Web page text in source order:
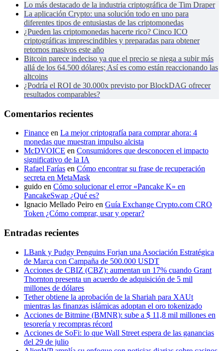
Lo más destacado de la industria criptográfica de Tim Draper
La aplicación Crypto: una solución todo en uno para
diferentes tipos de entusiastas de las criptomonedas
¿Pueden las criptomonedas hacerte rico? Cinco ICO
criptográficas imprescindibles y preparadas para obtener
retornos masivos este año
Bitcoin parece indeciso ya que el precio se niega a subir más
allá de los 64.500 dólares; Así es como están reaccionando las
altcoins
¿Podría el ROI de 30.000x previsto por BlockDAG ofrecer
resultados comparables?
Comentarios recientes
Finance en La mejor criptografía para comprar ahora: 4
monedas que muestran impulso alcista
McDVOICE en Consumidores que desconocen el impacto
significativo de la IA
Rafael Farías en Cómo encontrar su frase de recuperación
secreta en MetaMask
guido en Cómo solucionar el error «Pancake K» en
PancakeSwap ¿Qué es?
Ignacio Mellado Peiro en Guía Exchange Crypto.com CRO
Token ¿Cómo comprar, usar y operar?
Entradas recientes
LBank y Pudgy Penguins Forjan una Asociación Estratégica
de Marca con Campaña de 500.000 USDT
Acciones de CBIZ (CBZ): aumentan un 17% cuando Grant
Thornton presenta un acuerdo de adquisición de 5 mil
millones de dólares
Tether obtiene la aprobación de la Shariah para XAUt
mientras las finanzas islámicas adoptan el oro tokenizado
Acciones de Bitmine (BMNR): sube a $ 11,8 mil millones en
tesorería y recompras récord
Acciones de SoFi: lo que Wall Street espera de las ganancias
del 29 de julio